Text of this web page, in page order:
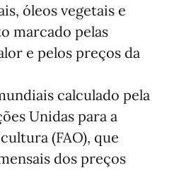
óleos vegetais e
marcado pelas
e pelos preços da
calculado pela
Unidas para a
(FAO), que
dos preços